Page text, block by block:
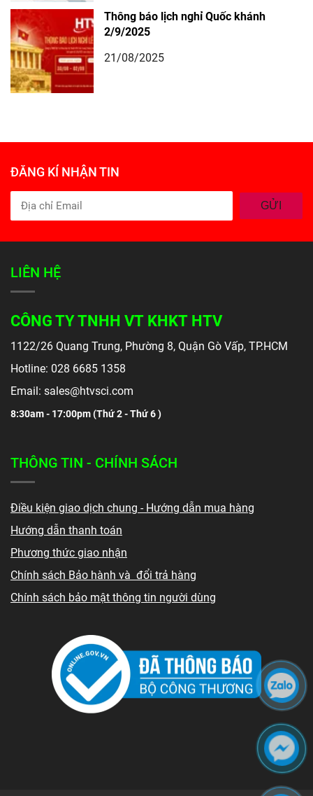
Thông báo lịch nghỉ Quốc khánh
2/9/2025
21/08/2025
ĐĂNG KÍ NHẬN TIN
GỬI
LIÊN HỆ
CÔNG TY TNHH VT KHKT HTV
1122/26 Quang Trung, Phường 8, Quận Gò Vấp, TP.HCM
Hotline: 028 6685 1358
Email: sales@htvsci.com
8:30am - 17:00pm (Thứ 2 - Thứ 6 )
THÔNG TIN - CHÍNH SÁCH
Điều kiện giao dịch chung - Hướng dẫn mua hàng
Hướng dẫn thanh toán
Phương thức giao nhận
Chính sách Bảo hành và đổi trả hàng
Chính sách bảo mật thông tin người dùng